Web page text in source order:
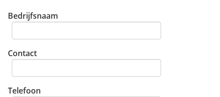
Bedrijfsnaam
Contact
Telefoon